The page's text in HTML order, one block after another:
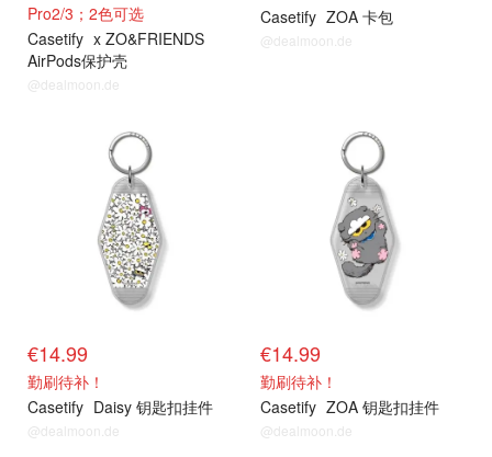
Pro2/3；2色可选
Casetify x ZO&FRIENDS
AirPods保护壳
@dealmoon.de
Casetify ZOA 卡包
@dealmoon.de
€14.99
勤刷待补！
Casetify Daisy 钥匙扣挂件
@dealmoon.de
€14.99
勤刷待补！
Casetify ZOA 钥匙扣挂件
@dealmoon.de